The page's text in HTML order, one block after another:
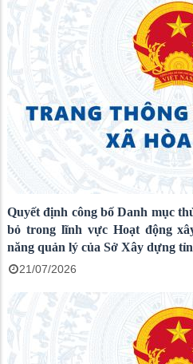
Quyết định công bố Danh mục
bỏ trong lĩnh vực Hoạt động
năng quản lý của Sở Xây dựng
21/07/2026